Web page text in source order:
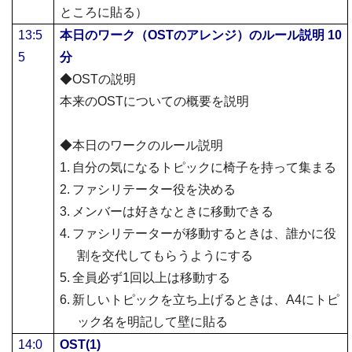
ところに貼る）
13:5
5
本日のワーク（OSTのアレンジ）のルール説明 10
分
◆OSTの説明
本来のOSTについての概要を説明
◆本日のワークのルール説明
1. 自分の気になるトピックに椅子を持って集まる
2. ファシリテーター役を決める
3. メンバーは好きなときに移動できる
4. ファシリテーターが移動するときは、誰かに役
割を交代してもらうようにする
5. 全員必ず1回以上は移動する
6. 新しいトピックを立ち上げるときは、 A4にトピ
ック名を明記して壁に貼る
14:0
OST(1)